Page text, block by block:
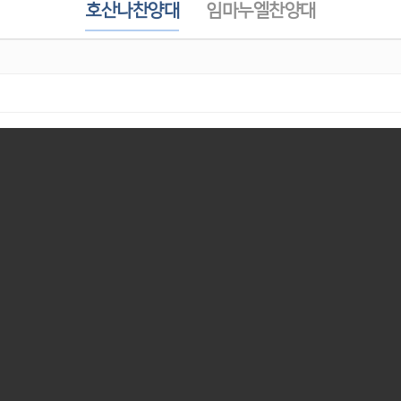
호산나찬양대 임마누엘찬양대